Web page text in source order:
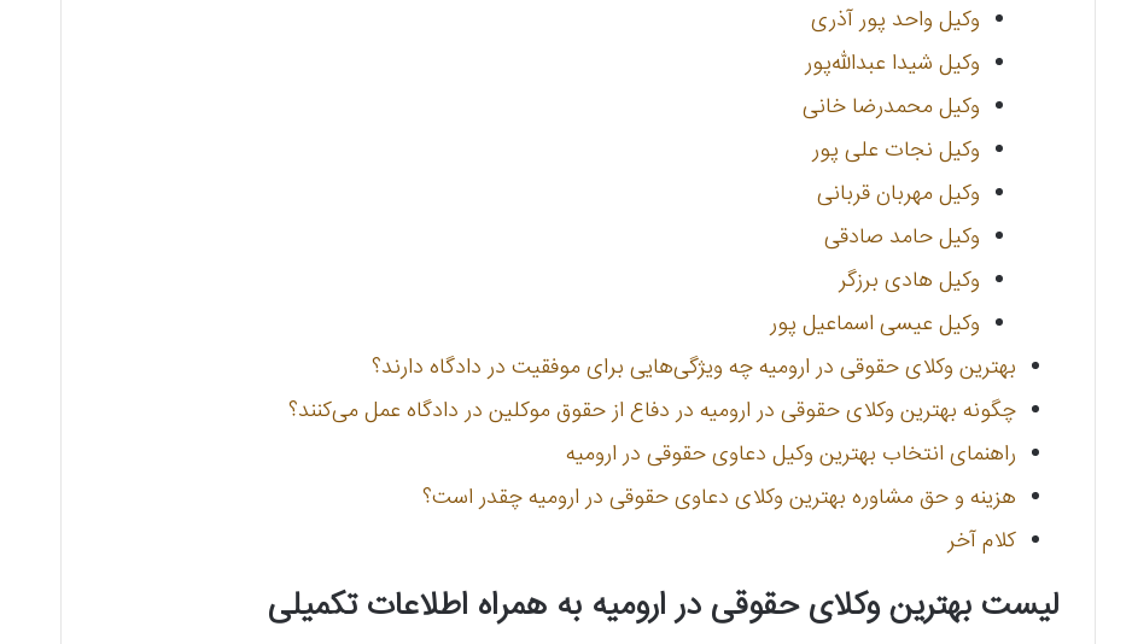
وکیل واحد پور آذری
وکیل شیدا عبدالله‌پور
وکیل محمدرضا خانی
وکیل نجات علی پور
وکیل مهربان قربانی
وکیل حامد صادقی
وکیل هادی برزگر
وکیل عیسی اسماعیل پور
بهترین وکلای حقوقی در ارومیه چه ویژگی‌هایی برای موفقیت در دادگاه دارند؟
چگونه بهترین وکلای حقوقی در ارومیه در دفاع از حقوق موکلین در دادگاه عمل می‌کنند؟
راهنمای انتخاب بهترین وکیل دعاوی حقوقی در ارومیه
هزینه و حق مشاوره بهترین وکلای دعاوی حقوقی در ارومیه چقدر است؟
کلام آخر
لیست بهترین وکلای حقوقی در ارومیه به همراه اطلاعات تکمیلی